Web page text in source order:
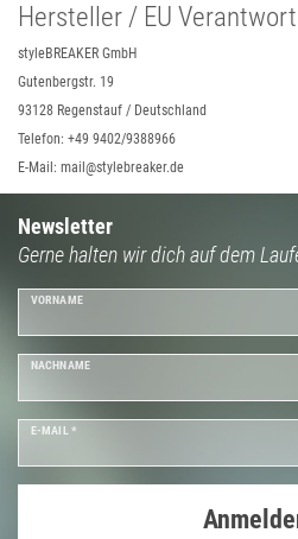
Hersteller / EU
styleBREAKER GmbH
Gutenbergstr. 19
93128 Regenstauf / Deutschland
Telefon: +49 9402/9388966
E-Mail: mail@stylebreaker.de
Newsletter
Gerne halten wir dich auf dem
VORNAME
NACHNAME
E-MAIL *